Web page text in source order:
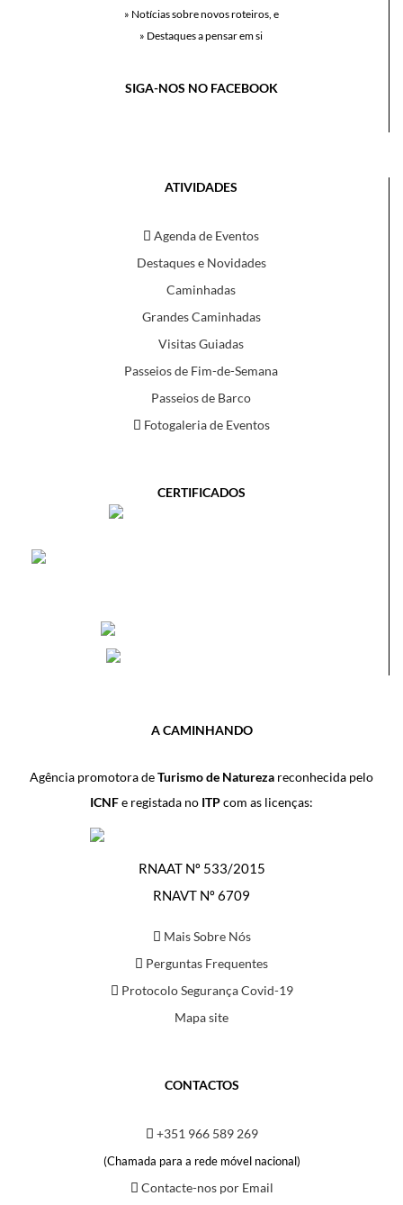
» Notícias sobre novos roteiros, e
» Destaques a pensar em si
SIGA-NOS NO FACEBOOK
ATIVIDADES
Agenda de Eventos
Destaques e Novidades
Caminhadas
Grandes Caminhadas
Visitas Guiadas
Passeios de Fim-de-Semana
Passeios de Barco
Fotogaleria de Eventos
CERTIFICADOS
A CAMINHANDO
Agência promotora deTurismo de Natureza reconhecida pelo
ICNFe registada no ITPcom as licenças:
RNAAT Nº 533/2015
RNAVT Nº 6709
Mais Sobre Nós
Perguntas Frequentes
Protocolo Segurança Covid-19
Mapa site
CONTACTOS
+351 966 589 269
(Chamada para a rede móvel nacional)
Contacte-nos por Email